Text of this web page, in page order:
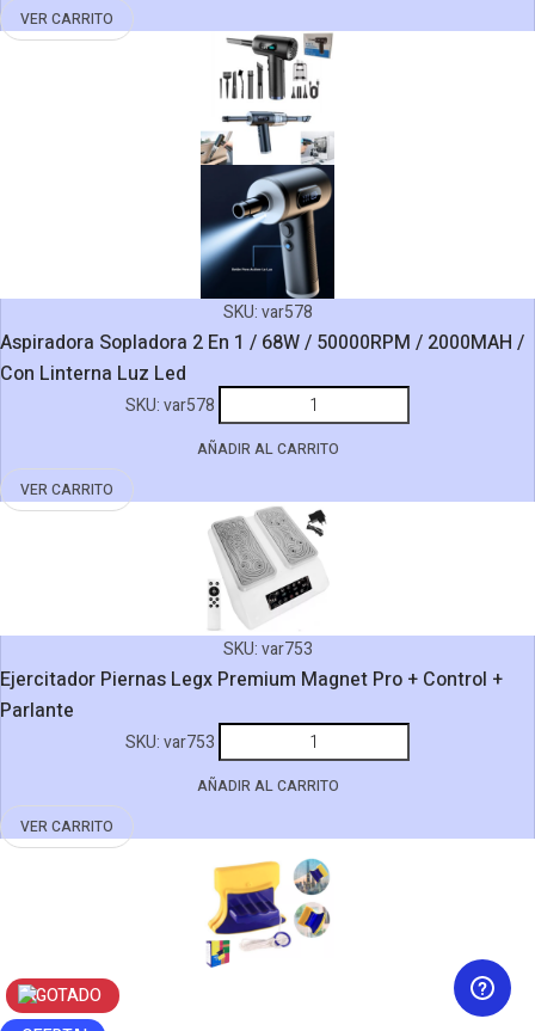
VER CARRITO
Inalámbrica
1
Batería
/
Con
Maletín
Y
Dispensador
De
Jabón
cantidad
SKU:var578
Aspiradora Sopladora 2 En 1 / 68W / 50000RPM / 2000MAH /
Con Linterna Luz Led
AÑADIR AL CARRITO
VER CARRITO
SKU:var578
Sopladora
2
1
/
68W
/
50000RPM
/
2000MAH
cantidad
SKU:var753
Ejercitador Piernas Legx Premium Magnet Pro + Control +
Parlante
AÑADIR AL CARRITO
VER CARRITO
SKU:var753
Piernas
Legx
Pro
+
Control
+
AGOTADO